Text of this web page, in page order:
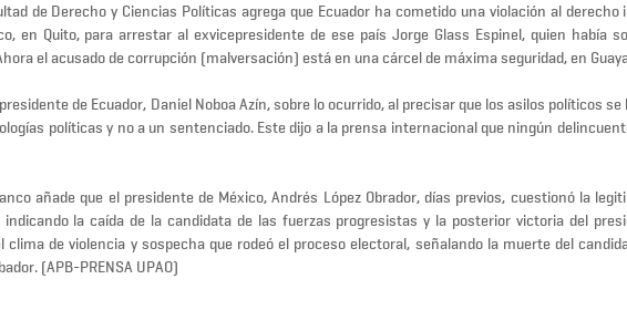
de Derecho y Ciencias Políticas agrega que Ecuador ha cometido una violación al derecho
en Quito, para arrestar al exvicepresidente de ese país Jorge Glass Espinel, quien había
el acusado de corrupción (malversación) está en una cárcel de máxima seguridad, en
de Ecuador, Daniel Noboa Azín, sobre lo ocurrido, al precisar que los asilos políticos
políticas y no a un sentenciado. Este dijo a la prensa internacional que ningún
añade que el presidente de México, Andrés López Obrador, días previos, cuestionó la
la caída de la candidata de las fuerzas progresistas y la posterior victoria del
clima de violencia y sospecha que rodeó el proceso electoral, señalando la muerte del
(APB-PRENSA UPAO)